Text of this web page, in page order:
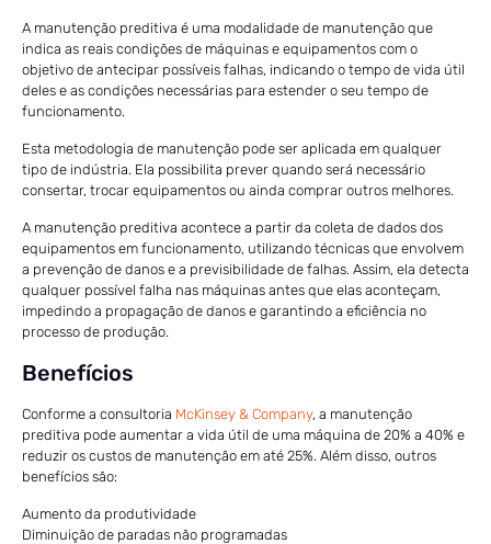
A manutenção preditiva é uma modalidade de manutenção que
indica as reais condições de máquinas e equipamentos com o
objetivo de antecipar possíveis falhas, indicando o tempo de vida útil
deles e as condições necessárias para estender o seu tempo de
funcionamento.
Esta metodologia de manutenção pode ser aplicada em qualquer
tipo de indústria. Ela possibilita prever quando será necessário
consertar, trocar equipamentos ou ainda comprar outros melhores.
A manutenção preditiva acontece a partir da coleta de dados dos
equipamentos em funcionamento, utilizando técnicas que envolvem
a prevenção de danos e a previsibilidade de falhas. Assim, ela detecta
qualquer possível falha nas máquinas antes que elas aconteçam,
impedindo a propagação de danos e garantindo a eficiência no
processo de produção.
Benefícios
Conforme a consultoria McKinsey & Company, a manutenção
preditiva pode aumentar a vida útil de uma máquina de 20% a 40% e
reduzir os custos de manutenção em até 25%. Além disso, outros
benefícios são:
Aumento da produtividade
Diminuição de paradas não programadas